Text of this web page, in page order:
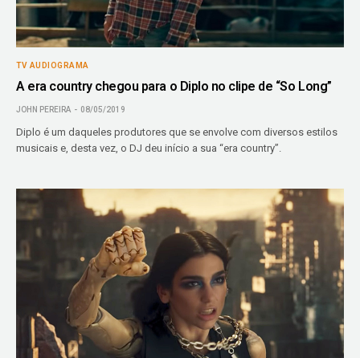
TV AUDIOGRAMA
A era country chegou para o Diplo no clipe de “So Long”
JOHN PEREIRA 08/05/2019
Diplo é um daqueles produtores que se envolve com diversos estilos
musicais e, desta vez, o DJ deu início a sua “era country”.